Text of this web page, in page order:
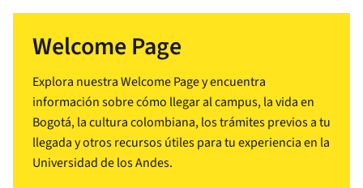
Welcome Page
Explora nuestra Welcome Page y encuentra
información sobre cómo llegar al campus, la vida en
Bogotá, la cultura colombiana, los trámites previos a tu
llegada y otros recursos útiles para tu experiencia en la
Universidad de los Andes.